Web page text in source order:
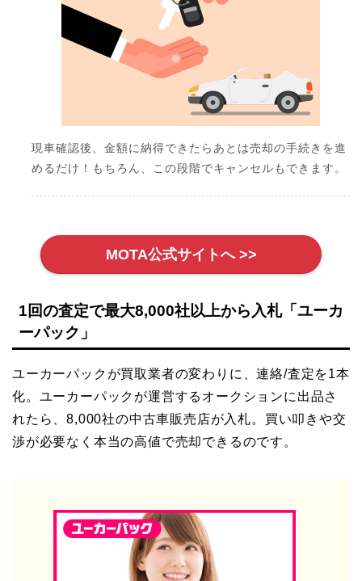
現車確認後、金額に納得できたらあとは売却の手続きを進
めるだけ！もちろん、この段階でキャンセルもできます。
MOTA公式サイトへ >>
1回の査定で最大8,000社以上から入札「ユーカ
ーパック」
ユーカーパックが買取業者の変わりに、連絡/査定を1本
化。ユーカーパックが運営するオークションに出品さ
れたら、8,000社の中古車販売店が入札。買い叩きや交
渉が必要なく本当の高値で売却できるのです。